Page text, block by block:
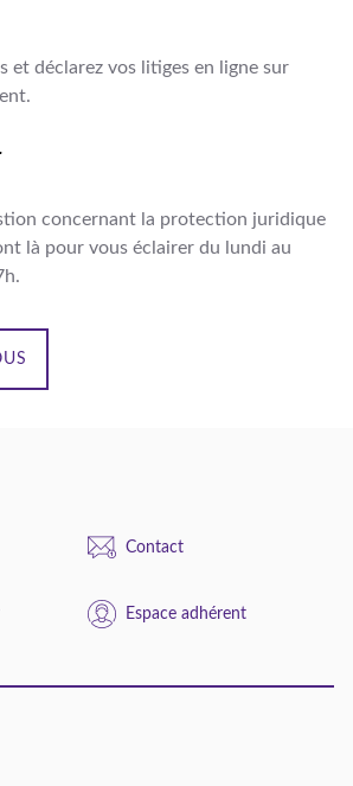
et déclarez vos litiges en ligne sur
concernant la protection juridique
là pour vous éclairer du lundi au
Contact
Espace adhérent